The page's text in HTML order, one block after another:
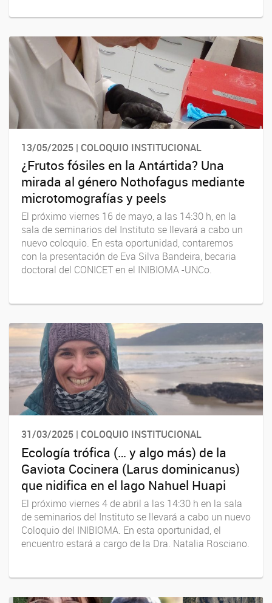
13/05/2025 | COLOQUIO INSTITUCIONAL
¿Frutos fósiles en la Antártida? Una
mirada al género Nothofagus mediante
microtomografías y peels
El próximo viernes 16 de mayo, a las 14:30 h, en la
sala de seminarios del Instituto se llevará a cabo un
nuevo coloquio. En esta oportunidad, contaremos
con la presentación de Eva Silva Bandeira, becaria
doctoral del CONICET en el INIBIOMA -UNCo.
31/03/2025 | COLOQUIO INSTITUCIONAL
Ecología trófica (… y algo más) de la
Gaviota Cocinera (Larus dominicanus)
que nidifica en el lago Nahuel Huapi
El próximo viernes 4 de abril a las 14:30 h en la sala
de seminarios del Instituto se llevará a cabo un nuevo
Coloquio del INIBIOMA. En esta oportunidad, el
encuentro estará a cargo de la Dra. Natalia Rosciano.